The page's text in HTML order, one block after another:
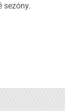
sezóny.